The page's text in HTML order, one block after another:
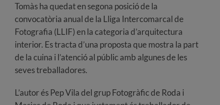
Tomàs ha quedat en segona posició de la
convocatòria anual de la Lliga Intercomarcal de
Fotografia (LLIF) en la categoria d’arquitectura
interior. Es tracta d’una proposta que mostra la part
de la cuina i l’atenció al públic amb algunes de les
seves treballadores.
L’autor és Pep Vila del grup Fotogràfic de Roda i